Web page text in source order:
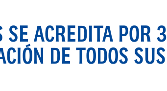
SE ACREDITA POR 3
DE TODOS SUS